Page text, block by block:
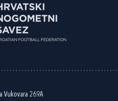
Vukovara 269A